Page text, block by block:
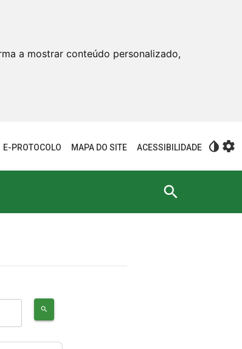
a mostrar conteúdo personalizado,
E-PROTOCOLO MAPA DO SITE ACESSIBILIDADE invert_colors settings
search
search